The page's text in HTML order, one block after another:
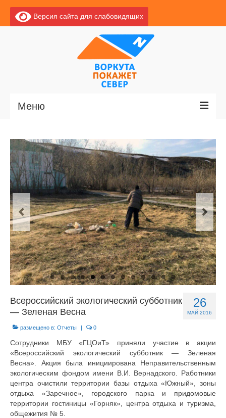
Версия сайта для слабовидящих
Меню
Новости
О Воркуте
Экскурсии по Воркуте
Базы отдыха
О центре
Документы
Противодействие коррупции
Задать вопрос 26
МАЙ 2016
Всероссийский экологический субботник
— Зеленая Весна
размещено в: Отчеты | 0
Сотрудники МБУ «ГЦОиТ» приняли участие в акции
«Всероссийский экологический субботник — Зеленая
Весна». Акция была инициирована Неправительственным
экологическим фондом имени В.И. Вернадского. Работники
центра очистили территории базы отдыха «Южный», зоны
отдыха «Заречное», городского парка и придомовые
территории гостиницы «Горняк», центра отдыха и туризма,
общежития № 5.